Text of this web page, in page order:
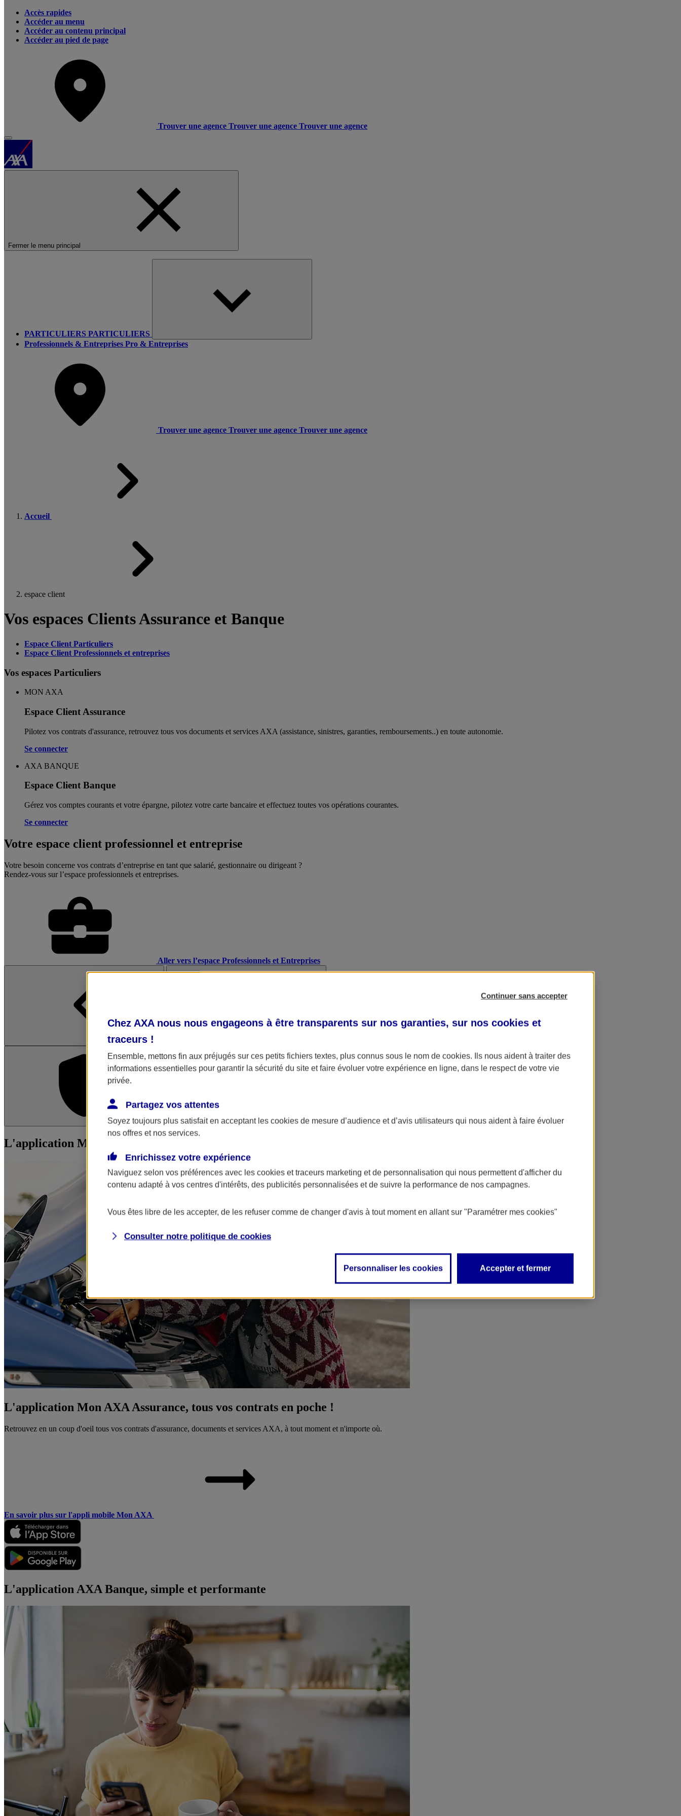
Accès rapides
Accéder au menu
Accéder au contenu principal
Accéder au pied de page
Trouver une agence Trouver une agence Trouver une agence
Fermer le menu principal
PARTICULIERS PARTICULIERS
Professionnels & Entreprises Pro & Entreprises
Trouver une agence Trouver une agence Trouver une agence
Accueil
espace client
Vos espaces Clients Assurance et Banque
Espace Client Particuliers
Espace Client Professionnels et entreprises
Vos espaces Particuliers
MON AXA
Espace Client Assurance
Pilotez vos contrats d'assurance, retrouvez tous vos documents et services AXA (assistance, sinistres, garanties, remboursements..) en toute autonomie. ​
Se connecter
AXA BANQUE
Espace Client Banque
Gérez vos comptes courants et votre épargne, pilotez votre carte bancaire et effectuez toutes vos opérations courantes.
Se connecter
Votre espace client professionnel et entreprise
Votre besoin concerne vos contrats d’entreprise en tant que salarié, gestionnaire ou dirigeant ?
Rendez-vous sur l’espace professionnels et entreprises.
Aller vers l’espace Professionnels et Entreprises
L'application Mon AXA Assurance L'application AXA Banque
L'application Mon AXA Assurance, tous vos contrats en poche !
L'application Mon AXA Assurance, tous vos contrats en poche !
Retrouvez en un coup d'oeil tous vos contrats d'assurance, documents et services AXA, à tout moment et n'importe où.
En savoir plus sur l'appli mobile Mon AXA
L'application AXA Banque, simple et performante
Continuer sans accepter
Chez AXA nous nous engageons à être transparents sur nos garanties, sur nos cookies et
traceurs !
Ensemble, mettons fin aux préjugés sur ces petits fichiers textes, plus connus sous le nom de cookies. Ils nous aident à traiter des
informations essentielles pour garantir la sécurité du site et faire évoluer votre expérience en ligne, dans le respect de votre vie
privée.
Partagez vos attentes
Soyez toujours plus satisfait en acceptant les cookies de mesure d’audience et d’avis utilisateurs qui nous aident à faire évoluer
nos offres et nos services.
Enrichissez votre expérience
Naviguez selon vos préférences avec les cookies et traceurs marketing et de personnalisation qui nous permettent d'afficher du
contenu adapté à vos centres d'intérêts, des publicités personnalisées et de suivre la performance de nos campagnes.
Vous êtes libre de les accepter, de les refuser comme de changer d'avis à tout moment en allant sur "Paramétrer mes cookies"
Consulter notre politique de cookies
Personnaliser les cookies Accepter et fermer